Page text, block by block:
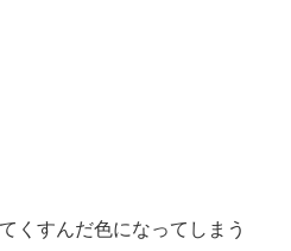
くすんだ色になってしまう